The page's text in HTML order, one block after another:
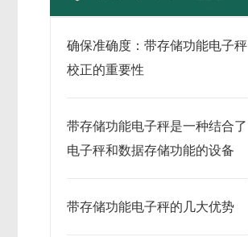
确保准确度：带存储功能电子秤
校正的重要性
带存储功能电子秤是一种结合了
电子秤和数据存储功能的设备
带存储功能电子秤的几大优势